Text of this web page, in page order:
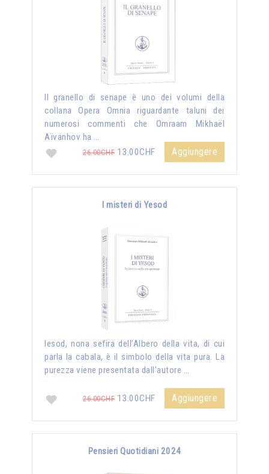
Il granello di senape è uno dei volumi della
collana Opera Omnia riguardante taluni dei
numerosi commenti che Omraam Mikhaël
Aïvanhov ha …
26.00CHF 13.00CHF Aggiungere
I misteri di Yesod
Iesod, nona sefira dell’Albero della vita, di cui
parla la cabala, è il simbolo della vita pura. La
purezza viene presentata dall'autore …
26.00CHF 13.00CHF Aggiungere
Pensieri Quotidiani 2024